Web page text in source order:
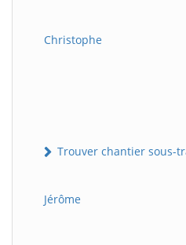
Christophe
Trouver chantier sous-
Jérôme